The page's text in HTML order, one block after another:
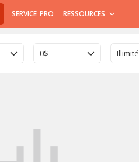
SERVICE PRO RESSOURCES
0$ Illimité